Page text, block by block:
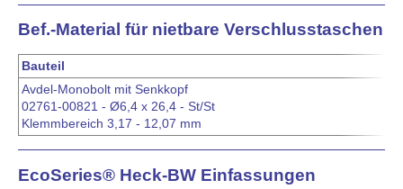
Bef.-Material für nietbare Verschlusstaschen
Bauteil
Avdel-Monobolt mit Senkkopf
02761-00821 - Ø6,4 x 26,4 - St/St
Klemmbereich 3,17 - 12,07 mm
EcoSeries® Heck-BW Einfassungen